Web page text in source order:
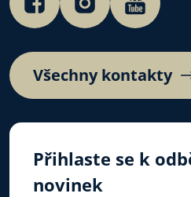
Všechny kontakty
Přihlaste se k
novinek